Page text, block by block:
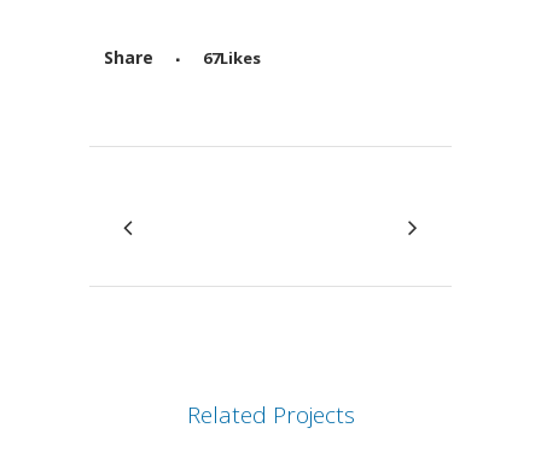
Share
Attiva comando
67Likes
Related Projects